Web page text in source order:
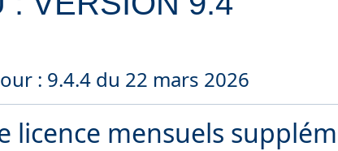
: 9.4.4 du 22 mars 2026
licence mensuels